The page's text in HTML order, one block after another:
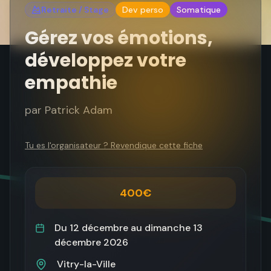
Retraite / Stage Dev perso Somatique
Gérez vos émotions,
développez votre
empathie
par Patrick Adam
Tu es l'organisateur ? Revendique cette fiche
400€
Du 12 décembre au dimanche 13
décembre 2026
Vitry-la-Ville